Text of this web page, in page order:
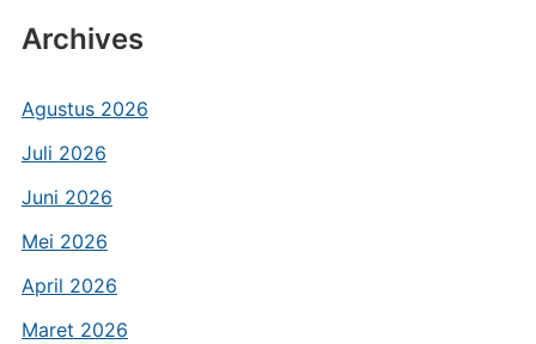
Archives
Agustus 2026
Juli 2026
Juni 2026
Mei 2026
April 2026
Maret 2026